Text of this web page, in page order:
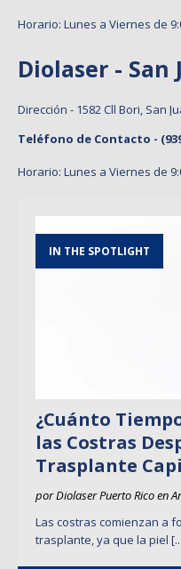
Horario: Lunes a Viernes de
Diolaser - San
Dirección - 1582 Cll Bori, San
Teléfono de Contacto -
Horario: Lunes a Viernes de
IN THE SPOTLIGHT
¿Cuánto
las Costras
Trasplante
por Diolaser Puerto Rico en
Las costras comienzan a
trasplante, ya que la piel